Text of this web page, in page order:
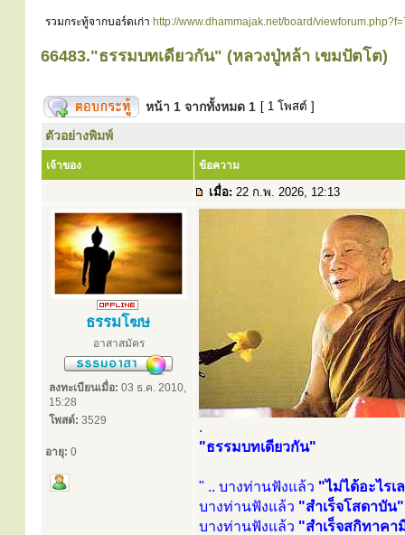
รวมกระทู้จากบอร์ดเก่า http://www.dhammajak.net/board/
66483."ธรรมบทเดียวกัน" (หลวงปู่หล้า เขมปัตโต)
หน้า 1 จากทั้งหมด 1 [ 1 โพสต์ ]
ตัวอย่างพิมพ์
เจ้าของ ข้อความ
เมื่อ: 22 ก.พ. 2026, 12:13
ธรรมโฆษ
อาสาสมัคร
ลงทะเบียนเมื่อ: 03 ธ.ค. 2010,
15:28
โพสต์: 3529
อายุ: 0
.
"ธรรมบทเดียวกัน"
" .. บางท่านฟังแล้ว "ไม่ได้อะไรเ
บางท่านฟังแล้ว "สำเร็จโสดาบัน"
บางท่านฟังแล้ว "สำเร็จสกิทาคา